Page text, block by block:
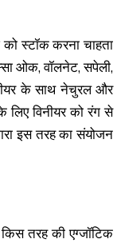
स्टॉक करना चाहता
ओक, वॉलनेट, सपेली,
के साथ नेचुरल और
लिए विनीयर को रंग से
इस तरह का संयोजन
तरह की एग्जॉटिक